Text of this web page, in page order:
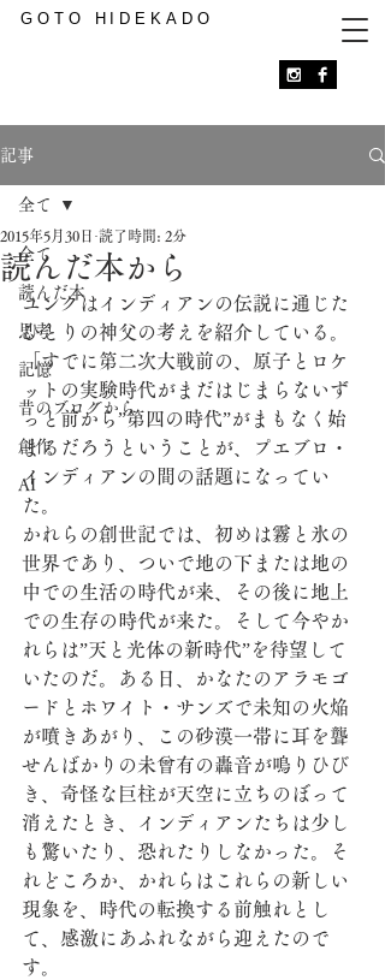
GOTO HIDEKADO
記事
全て
読んだ本
思考
記憶
昔のブログから
創作
AI
全て
読んだ本から
2015年5月30日 読了時間: 2分
ユンクはインディアンの伝説に通じた
ひとりの神父の考えを紹介している。
「すでに第二次大戦前の、原子とロケ
ットの実験時代がまだはじまらないず
っと前から”第四の時代”がまもなく始
まるだろうということが、プエブロ・
インディアンの間の話題になってい
た。
かれらの創世記では、初めは霧と氷の
世界であり、ついで地の下または地の
中での生活の時代が来、その後に地上
での生存の時代が来た。そして今やか
れらは”天と光体の新時代”を待望して
いたのだ。ある日、かなたのアラモゴ
ードとホワイト・サンズで未知の火焔
が噴きあがり、この砂漠一帯に耳を聾
せんばかりの未曾有の轟音が鳴りひび
き、奇怪な巨柱が天空に立ちのぼって
消えたとき、インディアンたちは少し
も驚いたり、恐れたりしなかった。そ
れどころか、かれらはこれらの新しい
現象を、時代の転換する前触れとし
て、感激にあふれながら迎えたので
す。